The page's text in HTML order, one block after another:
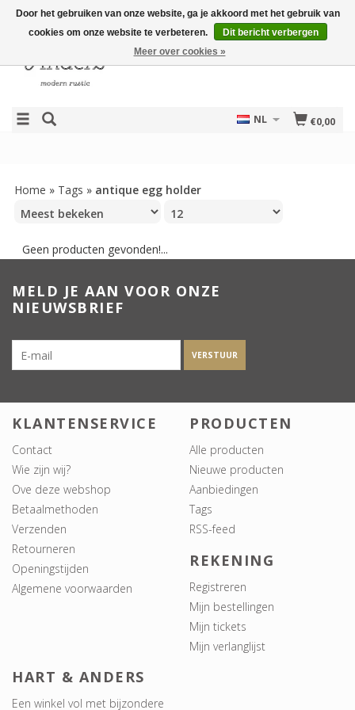
€0,00
NL
Home » Tags » antique egg holder
Geen producten gevonden!...
MELD JE AAN VOOR ONZE
NIEUWSBRIEF
VERSTUUR
KLANTENSERVICE
Contact
Wie zijn wij?
Ove deze webshop
Betaalmethoden
Verzenden
Retourneren
Openingstijden
Algemene voorwaarden
PRODUCTEN
Alle producten
Nieuwe producten
Aanbiedingen
Tags
RSS-feed
REKENING
Registreren
Mijn bestellingen
Mijn tickets
Mijn verlanglijst
HART & ANDERS
Een winkel vol met bijzondere
Door het gebruiken van onze website, ga je akkoord met het gebruik van
cookies om onze website te verbeteren.
Dit bericht verbergen
Meer over cookies »